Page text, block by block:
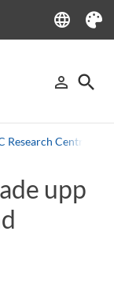
language
Language
Theme
person_outline
Sign in
search
Research Centre
letters
upp